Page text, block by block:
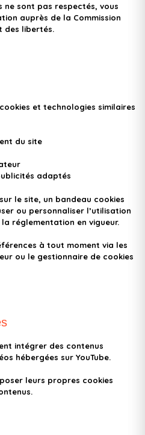
ne sont pas respectés, vous
auprès de la Commission
des libertés.
et technologies similaires
du site
adaptés
le site, un bandeau cookies
ou personnaliser l’utilisation
réglementation en vigueur.
à tout moment via les
ou le gestionnaire de cookies
intégrer des contenus
hébergées sur YouTube.
leurs propres cookies